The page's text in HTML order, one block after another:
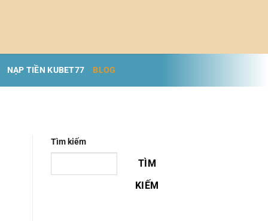
NẠP TIỀN KUBET77 BLOG
Tìm kiếm
TÌM
KIẾM